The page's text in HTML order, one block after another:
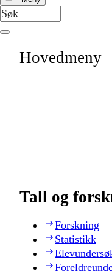
Hovedmeny
Tall og
Forskning
Statistikk